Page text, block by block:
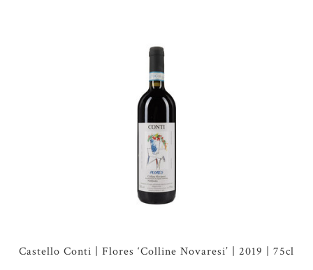
Castello Conti | Flores ‘Colline Novaresi’ | 2019 | 75cl